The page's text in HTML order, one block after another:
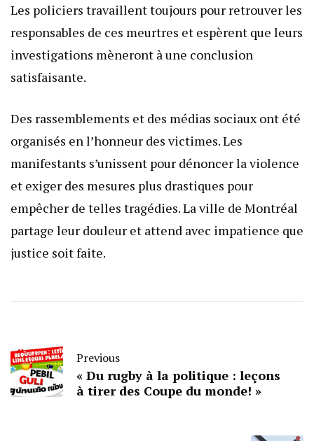
Les policiers travaillent toujours pour retrouver les
responsables de ces meurtres et espèrent que leurs
investigations mèneront à une conclusion
satisfaisante.
Des rassemblements et des médias sociaux ont été
organisés en l’honneur des victimes. Les
manifestants s’unissent pour dénoncer la violence
et exiger des mesures plus drastiques pour
empêcher de telles tragédies. La ville de Montréal
partage leur douleur et attend avec impatience que
justice soit faite.
Previous
« Du rugby à la politique : leçons
à tirer des Coupe du monde! »